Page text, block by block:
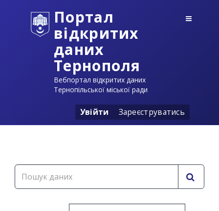
Портал
відкритих
даних
Тернополя
Вебпортал відкритих даних
Тернопільської міської ради
Увійти Зареєструватись